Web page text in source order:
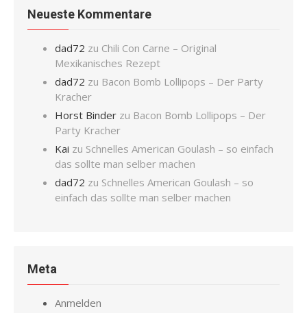
Neueste Kommentare
dad72 zu Chili Con Carne – Original
Mexikanisches Rezept
dad72 zu Bacon Bomb Lollipops – Der Party
Kracher
Horst Binder zu Bacon Bomb Lollipops – Der
Party Kracher
Kai zu Schnelles American Goulash – so einfach
das sollte man selber machen
dad72 zu Schnelles American Goulash – so
einfach das sollte man selber machen
Meta
Anmelden